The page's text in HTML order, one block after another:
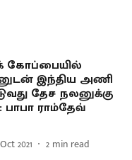
கோப்பையில்
இந்திய அணி
தேச நலனுக்கு
பாபா ராம்தேவ்
2021 2 min read